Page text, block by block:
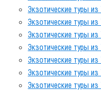
Экзотические туры
Экзотические туры
Экзотические туры из
Экзотические туры из
Экзотические туры
Экзотические туры
Экзотические туры